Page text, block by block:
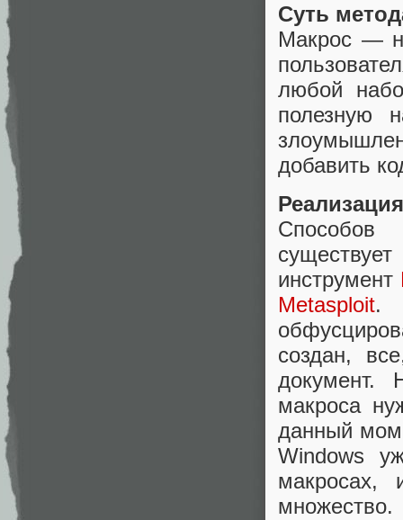
Суть
Макрос —
любой
полезную
добавить
Способов
инструмент
Metasploit.
создан,
документ.
макроса
данный
Windows
макросах,
множество.